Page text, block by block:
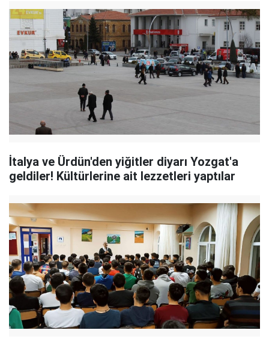
İtalya ve Ürdün'den yiğitler diyarı Yozgat'a
geldiler! Kültürlerine ait lezzetleri yaptılar